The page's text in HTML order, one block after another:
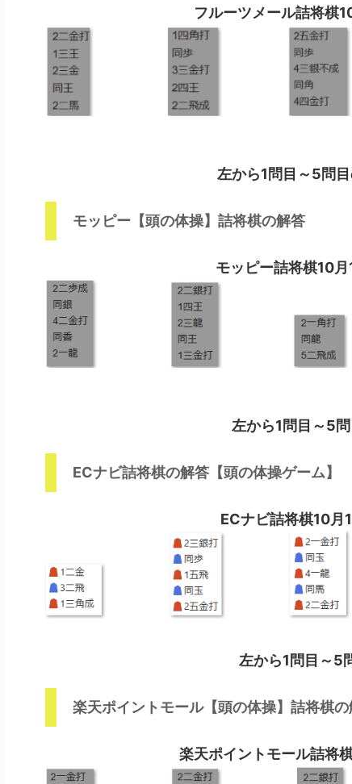
フルーツメール詰将棋
左から1問目～5問
モッピー【頭の体操】詰将棋の解答
モッピー詰将棋10
左から1問目～5問
ECナビ詰将棋の解答【頭の体操ゲーム】
ECナビ詰将棋10月
左から1問目～5
楽天ポイントモール【頭の体操】詰将棋
楽天ポイントモール詰将